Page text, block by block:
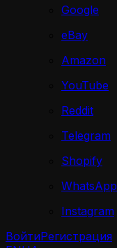
Google
eBay
Amazon
YouTube
Reddit
Telegram
Shopify
WhatsApp
Instagram
ВойтиРегистрация